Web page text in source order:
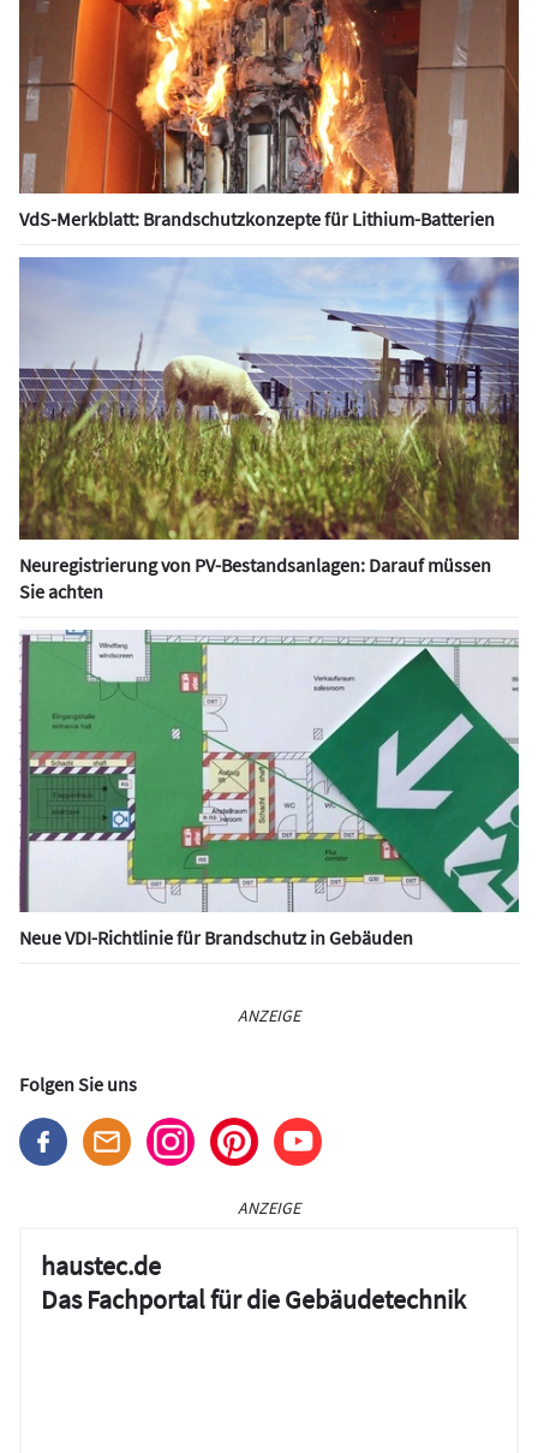
VdS-Merkblatt: Brandschutzkonzepte für Lithium-Batterien
Neuregistrierung von PV-Bestandsanlagen: Darauf müssen
Sie achten
Neue VDI-Richtlinie für Brandschutz in Gebäuden
ANZEIGE
Folgen Sie uns
ANZEIGE
haustec.de
Das Fachportal für die Gebäudetechnik